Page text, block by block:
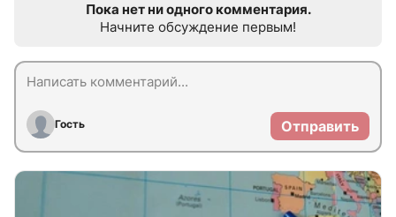
Пока нет ни одного комментария.
Начните обсуждение первым!
Гость Отправить